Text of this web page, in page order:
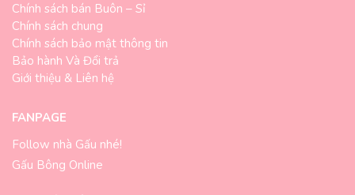
Chính sách bán Buôn – Sỉ
Chính sách chung
Chính sách bảo mật thông tin
Bảo hành Và Đổi trả
Giới thiệu & Liên hệ
FANPAGE
Follow nhà Gấu nhé!
Gấu Bông Online